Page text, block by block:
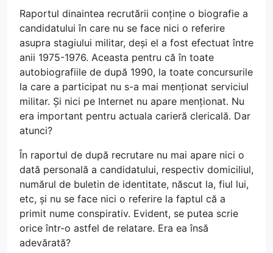
Raportul dinaintea recrutării conține o biografie a
candidatului în care nu se face nici o referire
asupra stagiului militar, deși el a fost efectuat între
anii 1975-1976. Aceasta pentru că în toate
autobiografiile de după 1990, la toate concursurile
la care a participat nu s-a mai menționat serviciul
militar. Și nici pe Internet nu apare menționat. Nu
era important pentru actuala carieră clericală. Dar
atunci?
În raportul de după recrutare nu mai apare nici o
dată personală a candidatului, respectiv domiciliul,
numărul de buletin de identitate, născut la, fiul lui,
etc, și nu se face nici o referire la faptul că a
primit nume conspirativ. Evident, se putea scrie
orice într-o astfel de relatare. Era ea însă
adevărată?